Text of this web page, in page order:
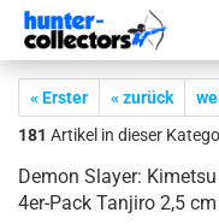
« Erster « zurück
181 Artikel in dieser
Demon Slay­er:
4er-​Pack Tan­ji­ro 2,5 cm